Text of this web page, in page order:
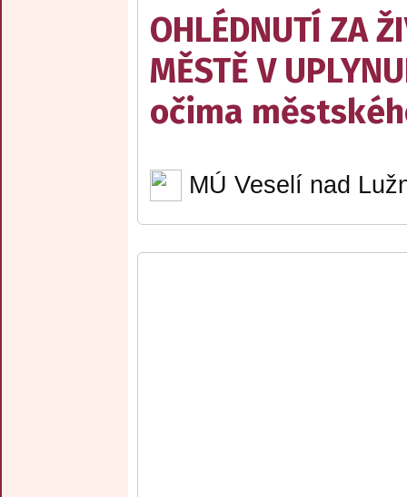
OHLÉDNUTÍ ZA
MĚSTĚ V
očima
MÚ Veselí nad